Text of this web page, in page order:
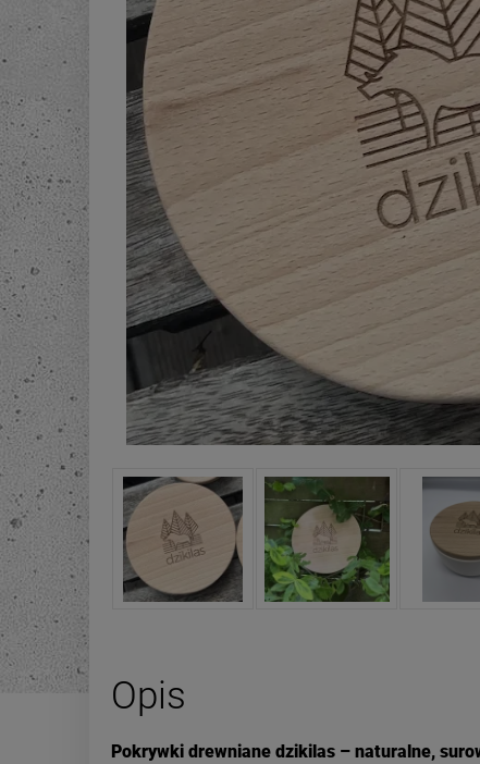
Opis
Pokrywki drewniane dzikilas – naturalne,